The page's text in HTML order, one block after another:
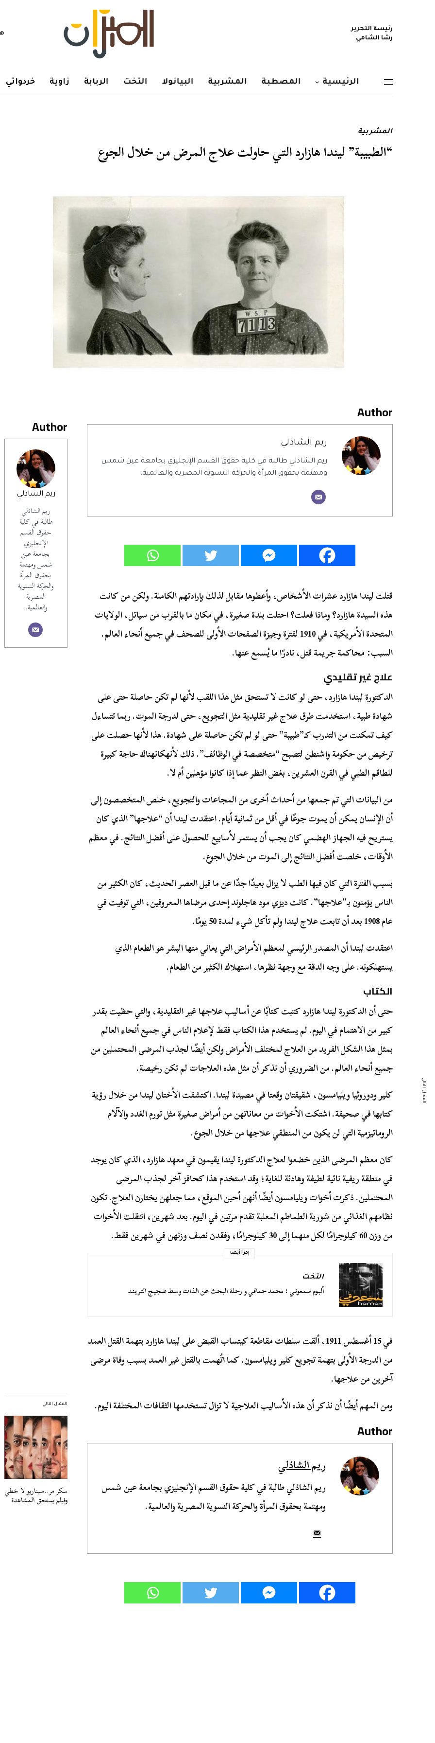
رئيسة التحرير
رشا الشامي
الرئيسية المصطبة المشربية البيانولا التخت الربابة زاوية خردواتي
المشربية
“الطبيبة” ليندا هازارد التي حاولت علاج المرض من خلال الجوع
Author
ريم الشاذلي
ريم الشاذلي
طالبة في كلية
حقوق القسم
الإنجليزي
بجامعة عين
شمس ومهتمة
بحقوق المرأة
والحركة النسوية
المصرية
والعالمية.
المقال التالي
سكر مر..سيناريو لا خطي
وفيلم يستحق المشاهدة
Author
ريم الشاذلي
ريم الشاذلي طالبة في كلية حقوق القسم الإنجليزي بجامعة عين شمس
ومهتمة بحقوق المرأة والحركة النسوية المصرية والعالمية.
قتلت ليندا هازارد عشرات الأشخاص، وأعطوها مقابل لذلك بإرادتهم الكاملة. ولكن من كانت
هذه السيدة هازارد؟ وماذا فعلت؟ احتلت بلدة صغيرة، في مكان ما بالقرب من سياتل، الولايات
المتحدة الأمريكية، في 1910 لفترة وجيزة الصفحات الأولى للصحف في جميع أنحاء العالم.
السبب: محاكمة جريمة قتل، نادرًا ما يُسمع عنها.
علاج غير تقليدي
الدكتورة ليندا هازارد، حتى لو كانت لا تستحق مثل هذا اللقب لأنها لم تكن حاصلة حتى على
شهادة طبية، استخدمت طرق علاج غير تقليدية مثل التجويع، حتى لدرجة الموت. ربما تتساءل
كيف تمكنت من التدرب كـ”طبيبة” حتى لو لم تكن حاصلة على شهادة. هذا لأنها حصلت على
ترخيص من حكومة واشنطن لتصبح “متخصصة في الوظائف”. ذلك لأنهكانهناك حاجة كبيرة
للطاقم الطبي في القرن العشرين، بغض النظر عما إذا كانوا مؤهلين أم لا.
من البيانات التي تم جمعها من أحداث أخرى من المجاعات والتجويع، خلص المتخصصون إلى
أن الإنسان يمكن أن يموت جوعًا في أقل من ثمانية أيام. اعتقدت ليندا أن “علاجها” الذي كان
يستريح فيه الجهاز الهضمي كان يجب أن يستمر لأسابيع للحصول على أفضل النتائج. في معظم
الأوقات، خلصت أفضل النتائج إلى الموت من خلال الجوع.
بسبب الفترة التي كان فيها الطب لا يزال بعيدًا جدًا عن ما قبل العصر الحديث، كان الكثير من
الناس يؤمنون بـ”علاجها”. كانت ديزي مود هاجلوند إحدى مرضاها المعروفين، التي توفيت في
عام 1908 بعد أن تابعت علاج ليندا ولم تأكل شيء لمدة 50 يومًا.
اعتقدت ليندا أن المصدر الرئيسي لمعظم الأمراض التي يعاني منها البشر هو الطعام الذي
يستهلكونه. على وجه الدقة مع وجهة نظرها، استهلاك الكثير من الطعام.
الكتاب
حتى أن الدكتورة ليندا هازارد كتبت كتابًا عن أساليب علاجها غير التقليدية، والتي حظيت بقدر
كبير من الاهتمام في اليوم. لم يستخدم هذا الكتاب فقط لإعلام الناس في جميع أنحاء العالم
بمثل هذا الشكل الفريد من العلاج لمختلف الأمراض ولكن أيضًا لجذب المرضى المحتملين من
جميع أنحاء العالم. من الضروري أن نذكر أن مثل هذه العلاجات لم تكن رخيصة.
كلير ودوروثيا ويليامسون، شقيقتان وقعتا في مصيدة ليندا. اكتشفت الأختان ليندا من خلال رؤية
كتابها في صحيفة. اشتكت الأخوات من معاناتهن من أمراض صغيرة مثل تورم الغدد والآلام
الروماتيزمية التي لن يكون من المنطقي علاجها من خلال الجوع.
كان معظم المرضى الذين خضعوا لعلاج الدكتورة ليندا يقيمون في معهد هازارد، الذي كان يوجد
في منطقة ريفية نائية لطيفة وهادئة للغاية؛ وقد استخدم هذا كحافز آخر لجذب المرضى
المحتملين. ذكرت أخوات ويليامسون أيضًا أنهن أحبن الموقع، مما جعلهن يختارن العلاج. تكون
نظامهم الغذائي من شوربة الطماطم المعلبة تقدم مرتين في اليوم. بعد شهرين، انتقلت الأخوات
من وزن 60 كيلوجرامًا لكل منهما إلى 30 كيلوجرامًا، وفقدن نصف وزنهن في شهرين فقط.
إقرأ أيضا
التخت
ألبوم سمعوني : محمد حماقي و رحلة البحث عن الذات وسط ضجيج التريند
في 15 أغسطس 1911، ألقت سلطات مقاطعة كيتساب القبض على ليندا هازارد بتهمة القتل العمد
من الدرجة الأولى بتهمة تجويع كلير ويليامسون. كما اتُهمت بالقتل غير العمد بسبب وفاة مرضى
آخرين من علاجها.
ومن المهم أيضًا أن نذكر أن هذه الأساليب العلاجية لا تزال تستخدمها الثقافات المختلفة اليوم.
Author
ريم الشاذلي
ريم الشاذلي طالبة في كلية حقوق القسم الإنجليزي بجامعة عين شمس
ومهتمة بحقوق المرأة والحركة النسوية المصرية والعالمية.
المقال التالي